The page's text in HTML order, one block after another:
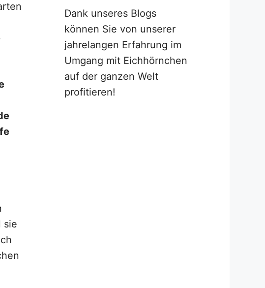
sie
Dank unseres Blogs
können Sie von unserer
jahrelangen Erfahrung im
Umgang mit Eichhörnchen
auf der ganzen Welt
profitieren!